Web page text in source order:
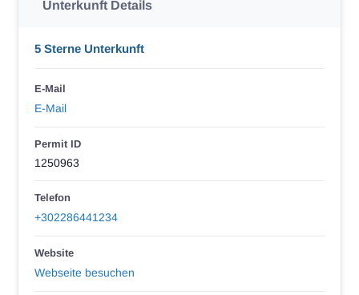
Unterkunft Details
5 Sterne Unterkunft
E-Mail
E-Mail
Permit ID
1250963
Telefon
+302286441234
Website
Webseite besuchen